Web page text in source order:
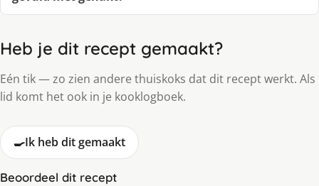
Heb je dit recept gemaakt?
Eén tik — zo zien andere thuiskoks dat dit recept werkt. Als
lid komt het ook in je kooklogboek.
🍳Ik heb dit gemaakt
Beoordeel dit recept